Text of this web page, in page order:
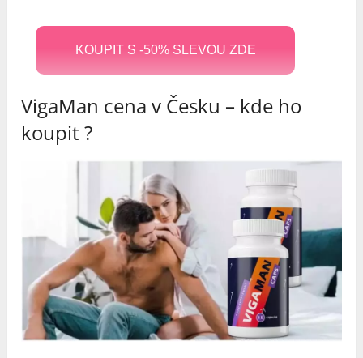
KOUPIT S -50% SLEVOU ZDE
VigaMan cena v Česku – kde ho
koupit ?